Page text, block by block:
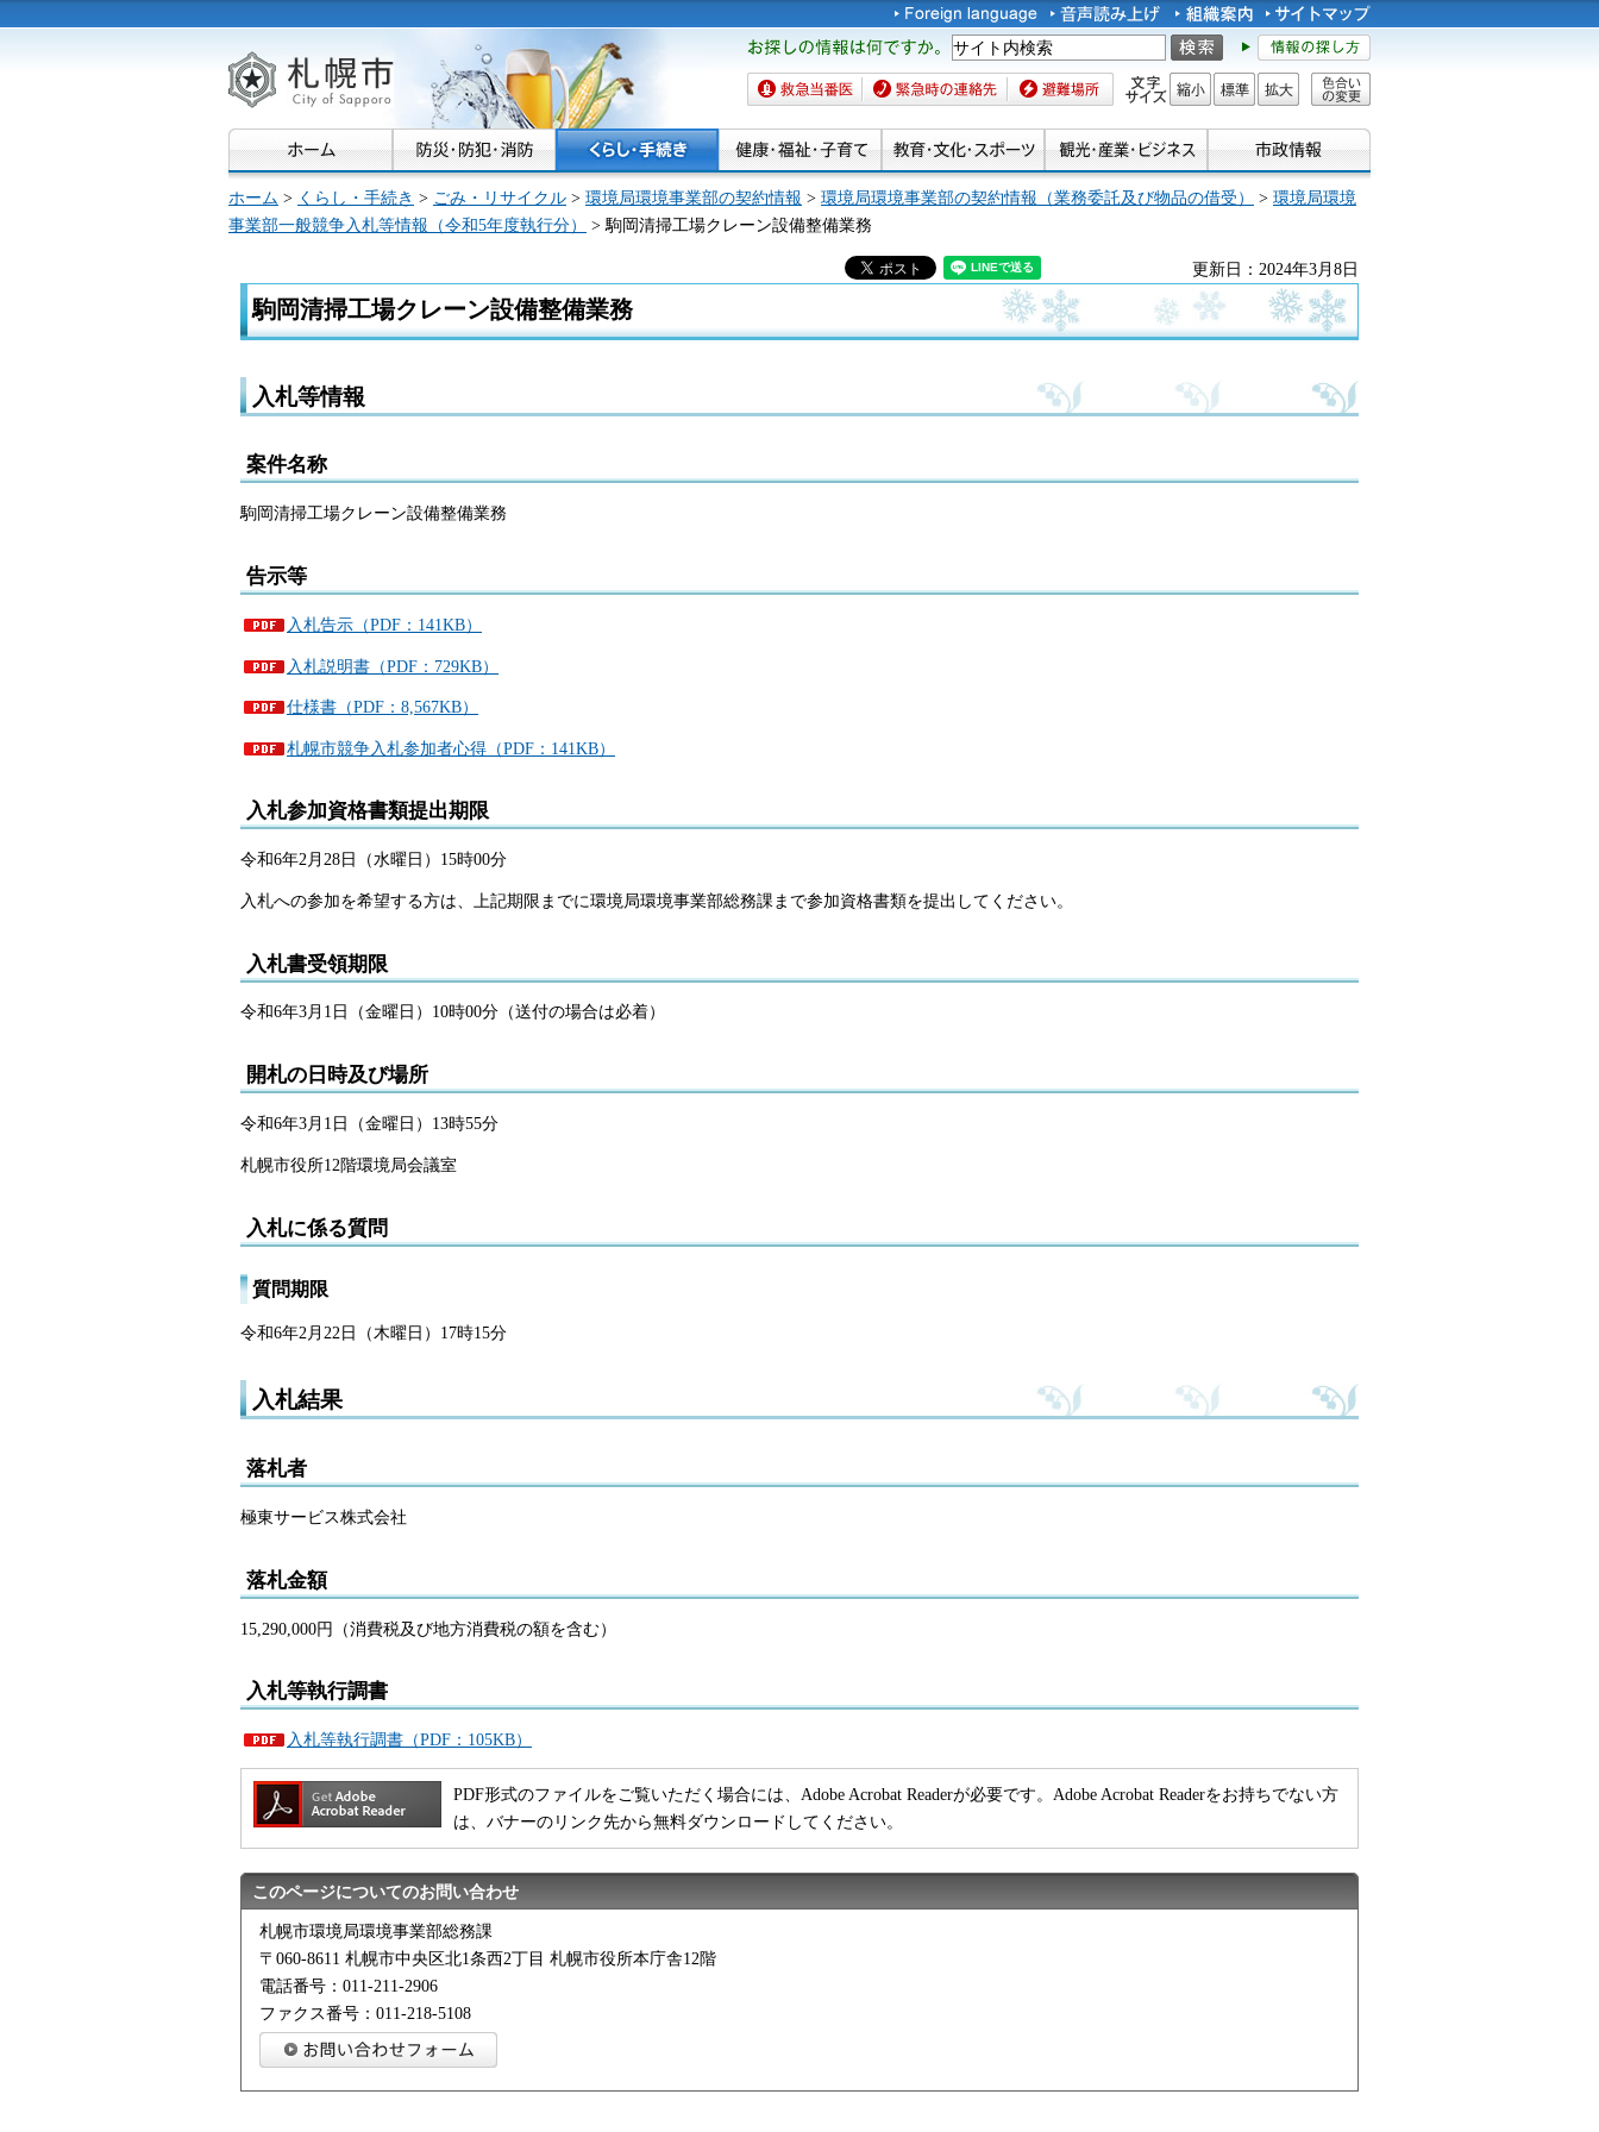
札幌市
お探しの情報は何です
か。
救急当番医 緊急時の連絡先 避難場所 文字サイズ
縮小 標準 拡大
色合い
ホーム > くらし・手続き > ごみ・リサイクル > 環境局環境事業部の契約情報 > 環境局環境事業部の契約情報（業務委託及び物品の借受） > 環境局環境
事業部一般競争入札等情報（令和5年度執行分）
> 駒岡清掃工場クレーン設備整備業務
更新日：2024年3月8日
駒岡清掃工場クレーン設備整備業務
入札等情報
案件名称
駒岡清掃工場クレーン設備整備業務
告示等
入札告示（PDF：141KB）
入札説明書（PDF：729KB）
仕様書（PDF：8,567KB）
札幌市競争入札参加者心得（PDF：141KB）
入札参加資格書類提出期限
令和6年2月28日（水曜日）15時00分
入札への参加を希望する方は、上記期限までに環境局環境事業部総務課まで参加資格書類を提出してください。
入札書受領期限
令和6年3月1日（金曜日）10時00分（送付の場合は必着）
開札の日時及び場所
令和6年3月1日（金曜日）13時55分
札幌市役所12階環境局会議室
入札に係る質問
質問期限
令和6年2月22日（木曜日）17時15分
入札結果
落札者
極東サービス株式会社
落札金額
15,290,000円（消費税及び地方消費税の額を含む）
入札等執行調書
入札等執行調書（PDF：105KB）
PDF形式のファイルをご覧いただく場合には、Adobe Acrobat Readerが必要です。Adobe Acrobat Readerをお持ちでない方
は、バナーのリンク先から無料ダウンロードしてください。
このページについてのお問い合わせ
札幌市環境局環境事業部総務課
〒060-8611 札幌市中央区北1条西2丁目 札幌市役所本庁舎12階
電話番号：011-211-2906
ファクス番号：011-218-5108